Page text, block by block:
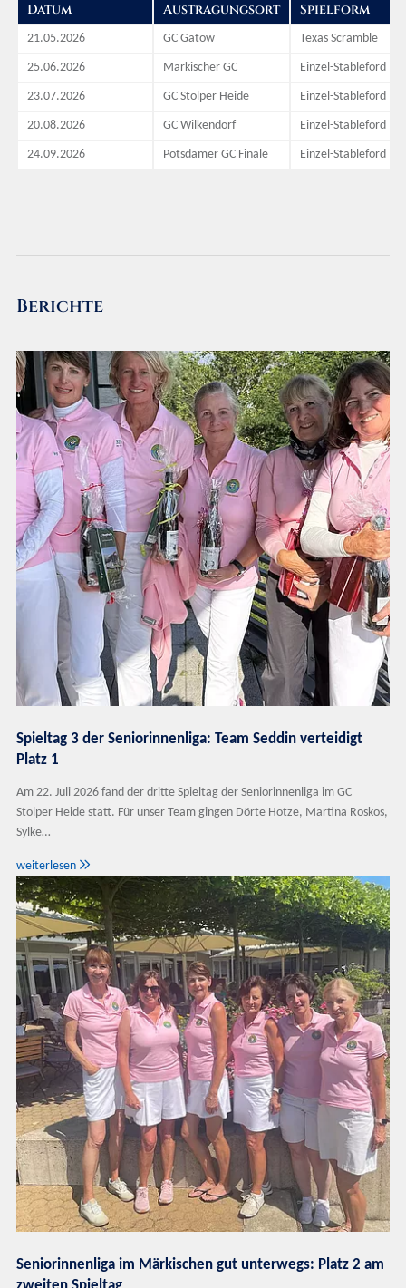
Datum Austragungsort Spielform
21.05.2026 GC Gatow Texas Scramble
25.06.2026 Märkischer GC Einzel-Stableford
23.07.2026 GC Stolper Heide Einzel-Stableford
20.08.2026 GC Wilkendorf Einzel-Stableford
24.09.2026 Potsdamer GC Finale Einzel-Stableford
Berichte
Spieltag 3 der Seniorinnenliga: Team Seddin verteidigt
Platz 1
Am 22. Juli 2026 fand der dritte Spieltag der Seniorinnenliga im GC
Stolper Heide statt. Für unser Team gingen Dörte Hotze, Martina Roskos,
Sylke…
weiterlesen 
Seniorinnenliga im Märkischen gut unterwegs: Platz 2 am